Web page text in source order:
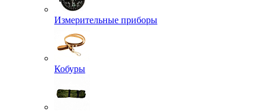
Измерительные приборы
Кобуры